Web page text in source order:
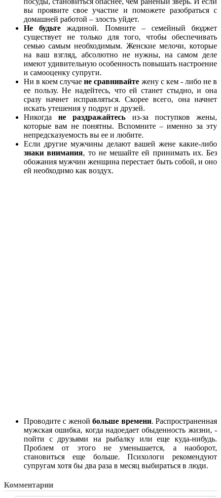
вы проявите свое участие и поможете разобраться с
домашней работой – злость уйдет.
Не будьте жадиной. Помните – семейный бюджет
существует не только для того, чтобы обеспечивать
семью самым необходимым. Женские мелочи, которые
на ваш взгляд, абсолютно не нужны, на самом деле
имеют удивительную особенность повышать настроение
и самооценку супруги.
Ни в коем случаене сравнивайте жену с кем - либо не в
ее пользу. Не надейтесь, что ей станет стыдно, и она
сразу начнет исправляться. Скорее всего, она начнет
искать утешения у подруг и друзей.
Никогдане раздражайтесь из-за поступков жены,
которые вам не понятны. Вспомните – именно за эту
непредсказуемость вы ее и любите.
Если другие мужчины делают вашей жене какие-либо
знаки внимания, то не мешайте ей принимать их. Без
обожания мужчин женщина перестает быть собой, и оно
ей необходимо как воздух.
Проводите с женойбольше времени. Распространенная
мужская ошибка, когда надоедает обыденность жизни, -
пойти с друзьями на рыбалку или еще куда-нибудь.
Проблем от этого не уменьшается, а наоборот,
становиться еще больше. Психологи рекомендуют
супругам хотя бы два раза в месяц выбираться в люди.
Комментарии